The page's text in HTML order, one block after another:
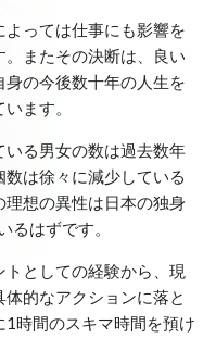
っては仕事にも影響を
またその決断は、良い
の今後数十年の人生を
ます。
る男女の数は過去数年
は徐々に減少している
想の異性は日本の独身
はずです。
としての経験から、現
的なアクションに落と
1時間のスキマ時間を預け